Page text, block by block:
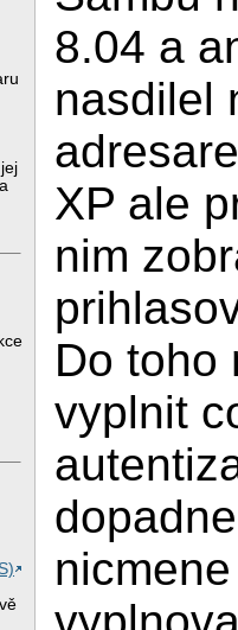
8.04 a
nasdilel
XP ale
nim
Do toho
vyplnit